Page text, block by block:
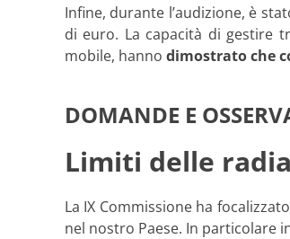
Infine, durante l’audizione, è
di euro. La capacità di gestire
mobile, hanno dimostrato che
DOMANDE E
Limiti delle
La IX Commissione ha
nel nostro Paese. In particolare